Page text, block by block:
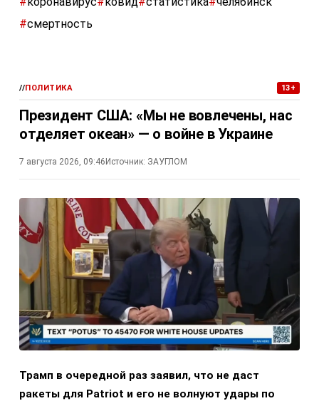
#смертность
//ПОЛИТИКА 13+
Президент США: «Мы не вовлечены, нас
отделяет океан» — о войне в Украине
7 августа 2026, 09:46Источник: ЗАУГЛОМ
Трамп в очередной раз заявил, что не даст
ракеты для Patriot и его не волнуют удары по